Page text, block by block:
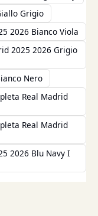
Grigio
2026 Bianco Viola
2025 2026 Grigio
Nero
Real Madrid
Real Madrid
2026 Blu Navy I